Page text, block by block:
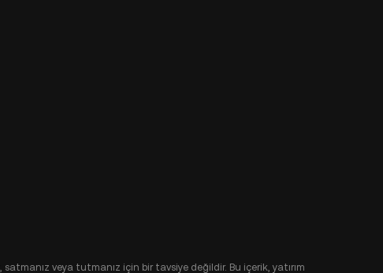
veya tutmanız için bir tavsiye değildir. Bu içerik, yatırım